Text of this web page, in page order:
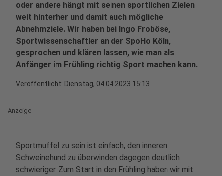
oder andere hängt mit seinen sportlichen Zielen
weit hinterher und damit auch mögliche
Abnehmziele. Wir haben bei Ingo Froböse,
Sportwissenschaftler an der SpoHo Köln,
gesprochen und klären lassen, wie man als
Anfänger im Frühling richtig Sport machen kann.
Veröffentlicht: Dienstag, 04.04.2023 15:13
Anzeige
Sportmuffel zu sein ist einfach, den inneren
Schweinehund zu überwinden dagegen deutlich
schwieriger. Zum Start in den Frühling haben wir mit